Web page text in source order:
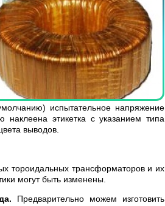
испытательное напряжение
этикетка с указанием типа
выводов.
тороидальных трансформаторов и их
могут быть изменены.
Предварительно можем изготовить